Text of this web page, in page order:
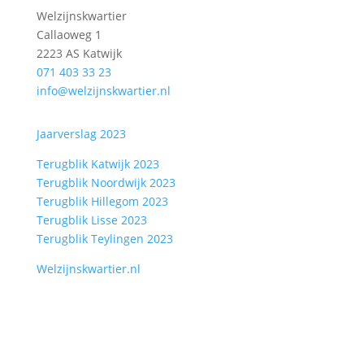
Welzijnskwartier
Callaoweg 1
2223 AS Katwijk
071 403 33 23
info@welzijnskwartier.nl
Jaarverslag 2023
Terugblik Katwijk 2023
Terugblik Noordwijk 2023
Terugblik Hillegom 2023
Terugblik Lisse 2023
Terugblik Teylingen 2023
Welzijnskwartier.nl